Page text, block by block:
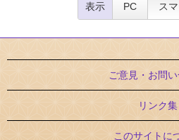
表示 PC ス
ご意見・お問
リンク集
このサイトに